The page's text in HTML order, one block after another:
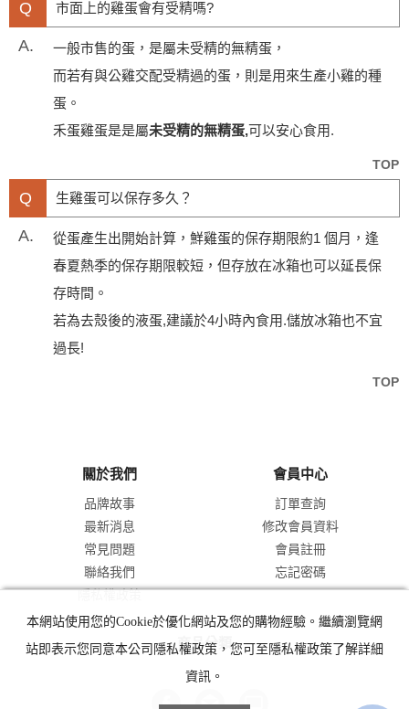
Q 市面上的雞蛋會有受精嗎?
A.
一般市售的蛋，是屬未受精的無精蛋，
而若有與公雞交配受精過的蛋，則是用來生產小雞的種
蛋。
禾蛋雞蛋是是屬未受精的無精蛋,可以安心食用.
TOP
Q 生雞蛋可以保存多久？
A.
從蛋產生出開始計算，鮮雞蛋的保存期限約1 個月，逢
春夏熱季的保存期限較短，但存放在冰箱也可以延長保
存時間。​​​​
若為去殼後的液蛋,建議於4小時內食用.儲放冰箱也不宜
過長!
TOP
關於我們
品牌故事
最新消息
常見問題
聯絡我們
隱私權政策
會員中心
訂單查詢
修改會員資料
會員註冊
忘記密碼
商品分類
本網站使用您的Cookie於優化網站及您的購物經驗。繼續瀏覽網
站即表示您同意本公司隱私權政策，您可至隱私權政策了解詳細
資訊。